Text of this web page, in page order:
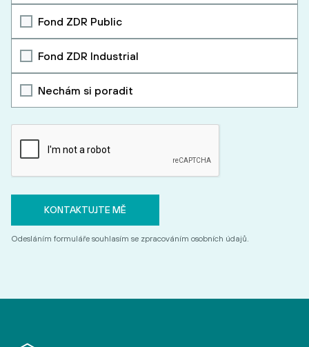
Fond ZDR Public
Fond ZDR Industrial
Nechám si poradit
Odesláním formuláře souhlasím se zpracováním osobních údajů.